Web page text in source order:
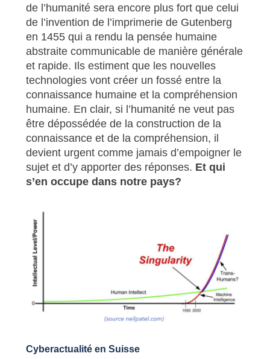
de l’humanité sera encore plus fort que celui
de l’invention de l’imprimerie de Gutenberg
en 1455 qui a rendu la pensée humaine
abstraite communicable de manière générale
et rapide. Ils estiment que les nouvelles
technologies vont créer un fossé entre la
connaissance humaine et la compréhension
humaine. En clair, si l’humanité ne veut pas
être dépossédée de la construction de la
connaissance et de la compréhension, il
devient urgent comme jamais d’empoigner le
sujet et d’y apporter des réponses. Et qui
s’en occupe dans notre pays?
Cyberactualité en Suisse